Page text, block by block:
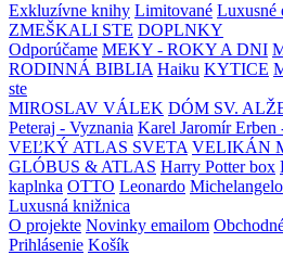
Exkluzívne knihy Limitované Luxusné
ZMEŠKALI STE DOPLNKY
Odporúčame MEKY - ROKY A DNI
RODINNÁ BIBLIA Haiku KYTICE
ste
MIROSLAV VÁLEK DÓM SV.
Peteraj - Vyznania Karel Jaromír Erben
VEĽKÝ ATLAS SVETA VELIKÁN
GLÓBUS & ATLAS Harry Potter box
kaplnka OTTO Leonardo Michelangelo
Luxusná knižnica
O projekte Novinky emailom
Prihlásenie Košík